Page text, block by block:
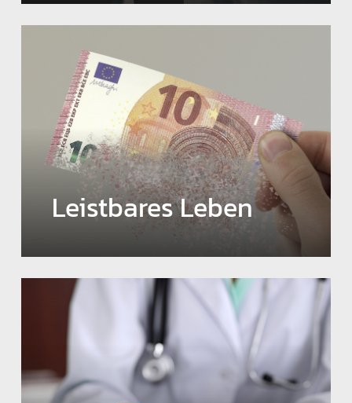
Leistbares Leben